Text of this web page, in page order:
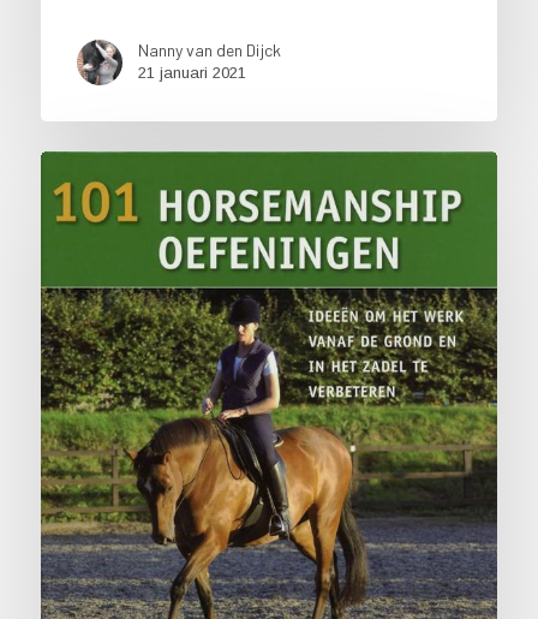
Nanny van den Dijck
21 januari 2021